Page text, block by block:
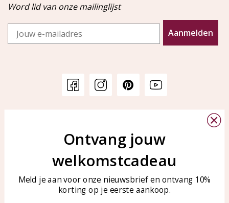
Word lid van onze mailinglijst
Email
Aanmelden
Veelgestelde vragen
Bellen of WhatsApp Ma-Vr
tussen 09:00-17:00
Tel: 0850003187
klantenservice@kayasierade
Ontvang jouw
welkomstcadeau
Meld je aan voor onze nieuwsbrief en ontvang 10%
korting op je eerste aankoop.